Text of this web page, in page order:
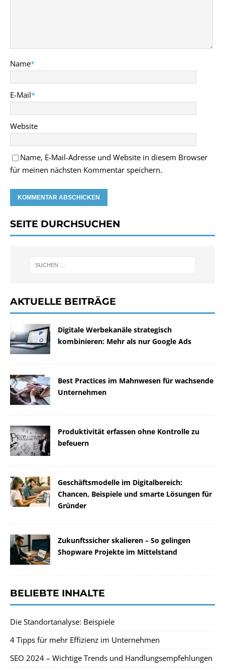
Name*
E-Mail*
Website
Name, E-Mail-Adresse und Website in diesem Browser
für meinen nächsten Kommentar speichern.
SEITE DURCHSUCHEN
AKTUELLE BEITRÄGE
Digitale Werbekanäle strategisch
kombinieren: Mehr als nur Google Ads
Best Practices im Mahnwesen für wachsende
Unternehmen
Produktivität erfassen ohne Kontrolle zu
befeuern
Geschäftsmodelle im Digitalbereich:
Chancen, Beispiele und smarte Lösungen für
Gründer
Zukunftssicher skalieren – So gelingen
Shopware Projekte im Mittelstand
BELIEBTE INHALTE
Die Standortanalyse: Beispiele
4 Tipps für mehr Effizienz im Unternehmen
SEO 2024 – Wichtige Trends und Handlungsempfehlungen